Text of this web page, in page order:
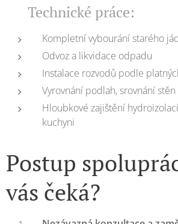
🔧 Technické práce:
Kompletní vybourání starého
Odvoz a likvidace odpadu
Instalace rozvodů podle
Vyrovnání podlah, srovnání stěn
Hloubkové zajištění
kuchyni
Postup
vás čeká?